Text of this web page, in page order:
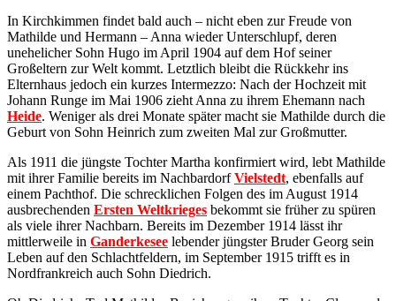
In Kirchkimmen findet bald auch – nicht eben zur Freude von
Mathilde und Hermann – Anna wieder Unterschlupf, deren
unehelicher Sohn Hugo im April 1904 auf dem Hof seiner
Großeltern zur Welt kommt. Letztlich bleibt die Rückkehr ins
Elternhaus jedoch ein kurzes Intermezzo: Nach der Hochzeit mit
Johann Runge im Mai 1906 zieht Anna zu ihrem Ehemann nach
Heide. Weniger als drei Monate später macht sie Mathilde durch die
Geburt von Sohn Heinrich zum zweiten Mal zur Großmutter.
Als 1911 die jüngste Tochter Martha konfirmiert wird, lebt Mathilde
mit ihrer Familie bereits im NachbardorfVielstedt, ebenfalls auf
einem Pachthof. Die schrecklichen Folgen des im August 1914
ausbrechenden Ersten Weltkrieges bekommt sie früher zu spüren
als viele ihrer Nachbarn. Bereits im Dezember 1914 lässt ihr
mittlerweile in Ganderkesee lebender jüngster Bruder Georg sein
Leben auf den Schlachtfeldern, im September 1915 trifft es in
Nordfrankreich auch Sohn Diedrich.